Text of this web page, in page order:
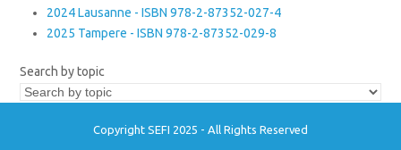
2024 Lausanne - ISBN 978-2-87352-027-4
2025 Tampere - ISBN 978-2-87352-029-8
Search by topic
Copyright SEFI 2025 - All Rights Reserved